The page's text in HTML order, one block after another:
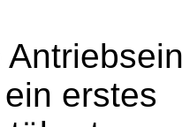
erstes